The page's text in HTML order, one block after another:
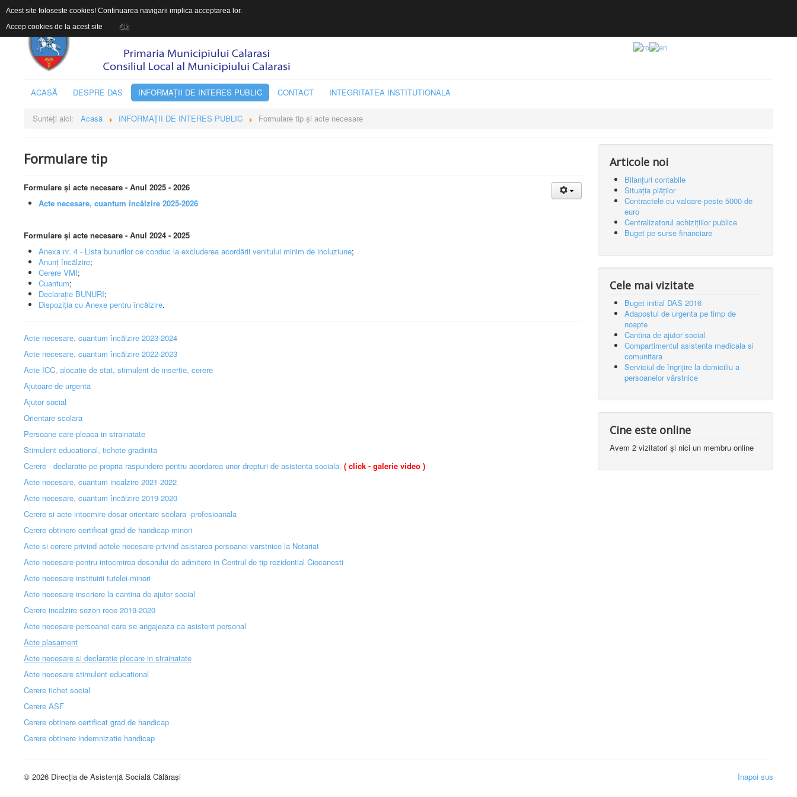
ACASĂ DESPRE DAS INFORMAŢII DE INTERES PUBLIC CONTACT INTEGRITATEA INSTITUTIONALA
Sunteți aici: Acasă INFORMAŢII DE INTERES PUBLIC Formulare tip și acte necesare
Formulare tip
Formulare și acte necesare - Anul 2025 - 2026
Acte necesare, cuantum încălzire 2025-2026
Formulare și acte necesare - Anul 2024 - 2025
Anexa nr. 4 - Lista bunurilor ce conduc la excluderea acordării venitului minim de incluziune;
Anunț încălzire;
Cerere VMI;
Cuantum;
Declarație BUNURI;
Dispoziția cu Anexe pentru încălzire.
Acte necesare, cuantum încălzire 2023-2024
Acte necesare, cuantum încălzire 2022-2023
Acte ICC, alocatie de stat, stimulent de insertie, cerere
Ajutoare de urgenta
Ajutor social
Orientare scolara
Persoane care pleaca in strainatate
Stimulent educational, tichete gradinita
Cerere - declaratie pe propria raspundere pentru acordarea unor drepturi de asistenta sociala. ( click - galerie video )
Acte necesare, cuantum incalzire 2021-2022
Acte necesare, cuantum încălzire 2019-2020
Cerere si acte intocmire dosar orientare scolara -profesioanala
Cerere obtinere certificat grad de handicap-minori
Acte si cerere privind actele necesare privind asistarea persoanei varstnice la Notariat
Acte necesare pentru intocmirea dosarului de admitere in Centrul de tip rezidential Ciocanesti
Acte necesare instituirii tutelei-minori
Acte necesare inscriere la cantina de ajutor social
Cerere incalzire sezon rece 2019-2020
Acte necesare persoanei care se angajeaza ca asistent personal
Acte plasament
Acte necesare si declaratie plecare in strainatate
Acte necesare stimulent educational
Cerere tichet social
Cerere ASF
Cerere obtinere certificat grad de handicap
Cerere obtinere indemnizatie handicap
Articole noi
Bilanțuri contabile
Situația plăților
Contractele cu valoare peste 5000 de
euro
Centralizatorul achizițiilor publice
Buget pe surse financiare
Cele mai vizitate
Buget initial DAS 2016
Adapostul de urgenta pe timp de
noapte
Cantina de ajutor social
Compartimentul asistenta medicala si
comunitara
Serviciul de îngrijire la domiciliu a
persoanelor vârstnice
Cine este online
Avem 2 vizitatori și nici un membru online
Înapoi sus
© 2026 Direcția de Asistență Socială Călărași
Acest site foloseste cookies! Continuarea navigarii implica acceptarea lor.
Accep cookies de la acest site
Ok